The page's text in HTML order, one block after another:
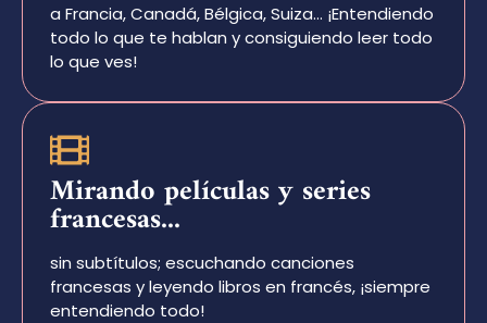
a Francia, Canadá, Bélgica, Suiza… ¡Entendiendo
todo lo que te hablan y consiguiendo leer todo
lo que ves!
Mirando películas y series
francesas...
sin subtítulos; escuchando canciones
francesas y leyendo libros en francés, ¡siempre
entendiendo todo!